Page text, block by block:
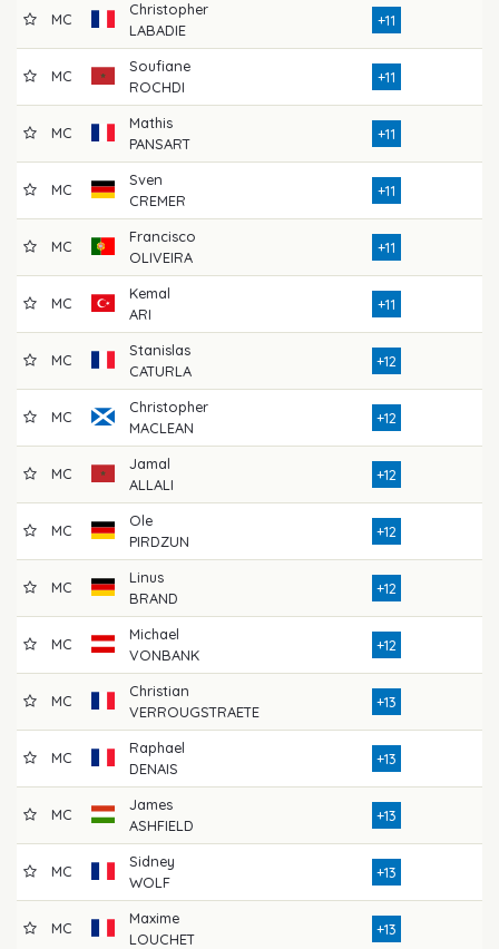
MC
Christopher
LABADIE
+11
MC
Soufiane
ROCHDI
+11
MC
Mathis
PANSART
+11
MC
Sven
CREMER
+11
MC
Francisco
OLIVEIRA
+11
MC
Kemal
ARI
+11
MC
Stanislas
CATURLA
+12
MC
Christopher
MACLEAN
+12
MC
Jamal
ALLALI
+12
MC
Ole
PIRDZUN
+12
MC
Linus
BRAND
+12
MC
Michael
VONBANK
+12
MC
Christian
VERROUGSTRAETE
+13
MC
Raphael
DENAIS
+13
MC
James
ASHFIELD
+13
MC
Sidney
WOLF
+13
MC
Maxime
LOUCHET
+13